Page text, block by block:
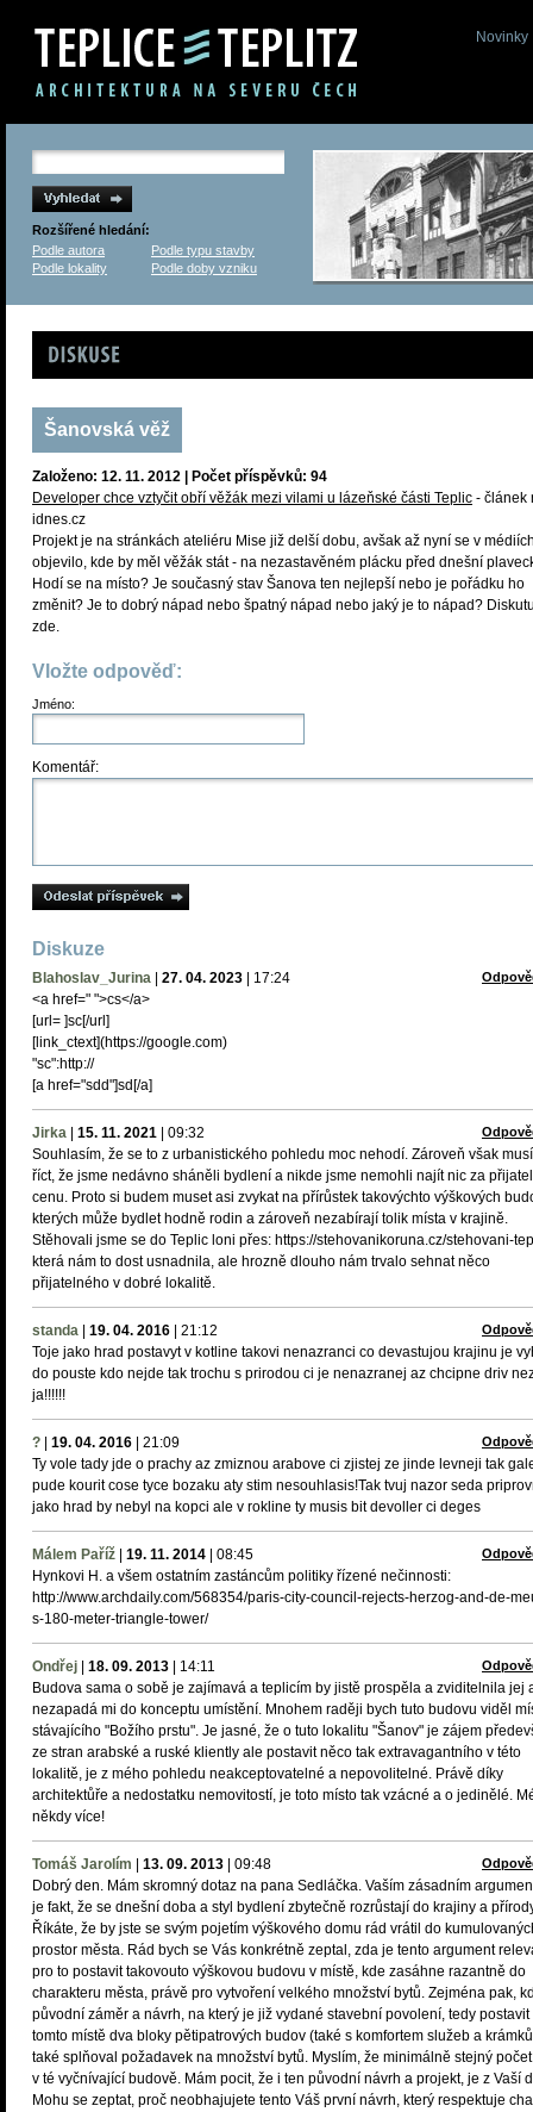
Novinky
Rozšířené hledání:
Podle autora
Podle typu stavby
Podle lokality
Podle doby vzniku
Diskuse
Šanovská věž
Založeno: 12. 11. 2012 | Počet příspěvků: 94
Developer chce vztyčit obří věžák mezi vilami u lázeňské části Teplic - článek
idnes.cz
Projekt je na stránkách ateliéru Mise již delší dobu, avšak až nyní se v
objevilo, kde by měl věžák stát - na nezastavěném plácku před dnešní
Hodí se na místo? Je současný stav Šanova ten nejlepší nebo je pořádku ho
změnit? Je to dobrý nápad nebo špatný nápad nebo jaký je to nápad?
zde.
Vložte odpověď:
Jméno:
Komentář:
Diskuze
Blahoslav_Jurina 27. 04. 2023 17:24
<a href=" ">cs</a>
[url= ]sc[/url]
[link_сtext](https://google.com)
"sc":http://
[a href="sdd"]sd[/a]
Jirka 15. 11. 2021 09:32
Souhlasím, že se to z urbanistického pohledu moc nehodí. Zároveň však
říct, že jsme nedávno sháněli bydlení a nikde jsme nemohli najít nic za
cenu. Proto si budem muset asi zvykat na přírůstek takovýchto výškových
kterých může bydlet hodně rodin a zároveň nezabírají tolik místa v krajině.
Stěhovali jsme se do Teplic loni přes: https://stehovanikoruna.cz/stehovani-
která nám to dost usnadnila, ale hrozně dlouho nám trvalo sehnat něco
přijatelného v dobré lokalitě.
standa 19. 04. 2016 21:12
Toje jako hrad postavyt v kotline takovi nenazranci co devastujou krajinu je
do pouste kdo nejde tak trochu s prirodou ci je nenazranej az chcipne driv
ja!!!!!!
? 19. 04. 2016 21:09
Ty vole tady jde o prachy az zmiznou arabove ci zjistej ze jinde levneji tak
pude kourit cose tyce bozaku aty stim nesouhlasis!Tak tvuj nazor seda
jako hrad by nebyl na kopci ale v rokline ty musis bit devoller ci deges
Málem Paříž 19. 11. 2014 08:45
Hynkovi H. a všem ostatním zastáncům politiky řízené nečinnosti:
http://www.archdaily.com/568354/paris-city-council-rejects-herzog-and-de-
s-180-meter-triangle-tower/
Ondřej 18. 09. 2013 14:11
Budova sama o sobě je zajímavá a teplicím by jistě prospěla a zviditelnila jej
nezapadá mi do konceptu umístění. Mnohem raději bych tuto budovu viděl
stávajícího "Božího prstu". Je jasné, že o tuto lokalitu "Šanov" je zájem
ze stran arabské a ruské kliently ale postavit něco tak extravagantního v této
lokalitě, je z mého pohledu neakceptovatelné a nepovolitelné. Právě díky
architektůře a nedostatku nemovitostí, je toto místo tak vzácné a o jedinělé.
někdy více!
Tomáš Jarolím 13. 09. 2013 09:48
Dobrý den. Mám skromný dotaz na pana Sedláčka. Vaším zásadním
je fakt, že se dnešní doba a styl bydlení zbytečně rozrůstají do krajiny a
Říkáte, že by jste se svým pojetím výškového domu rád vrátil do
prostor města. Rád bych se Vás konkrétně zeptal, zda je tento argument
pro to postavit takovouto výškovou budovu v místě, kde zasáhne razantně do
charakteru města, právě pro vytvoření velkého množství bytů. Zejména pak,
původní záměr a návrh, na který je již vydané stavební povolení, tedy postavit
tomto místě dva bloky pětipatrových budov (také s komfortem služeb a
také splňoval požadavek na množství bytů. Myslím, že minimálně stejný
v té vyčnívající budově. Mám pocit, že i ten původní návrh a projekt, je z Vaší
Mohu se zeptat, proč neobhajujete tento Váš první návrh, který respektuje